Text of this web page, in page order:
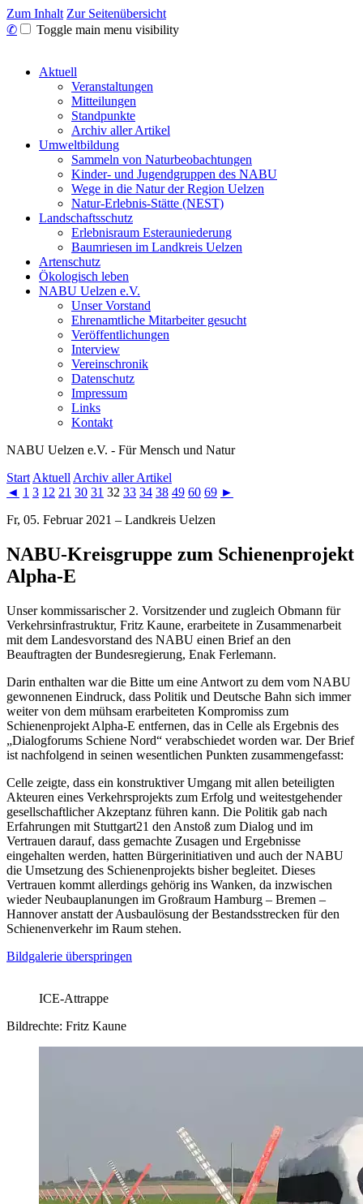
Zum Inhalt Zur Seitenübersicht
✆
Toggle main menu visibility
Aktuell
Veranstaltungen
Mitteilungen
Standpunkte
Archiv aller Artikel
Umweltbildung
Sammeln von Naturbeobachtungen
Kinder- und Jugendgruppen des NABU
Wege in die Natur der Region Uelzen
Natur-Erlebnis-Stätte (NEST)
Landschaftsschutz
Erlebnisraum Esterauniederung
Baumriesen im Landkreis Uelzen
Artenschutz
Ökologisch leben
NABU Uelzen e.V.
Unser Vorstand
Ehrenamtliche Mitarbeiter gesucht
Veröffentlichungen
Interview
Vereinschronik
Datenschutz
Impressum
Links
Kontakt
NABU Uelzen e.V. - Für Mensch und Natur
Start Aktuell Archiv aller Artikel
◄ 1 3 12 21 30 31 32 33 34 38 49 60 69 ►
Fr, 05. Februar 2021 – Landkreis Uelzen
NABU-Kreisgruppe zum Schienenprojekt
Alpha-E
Unser kommissarischer 2. Vorsitzender und zugleich Obmann für
Verkehrsinfrastruktur, Fritz Kaune, erarbeitete in Zusammenarbeit
mit dem Landesvorstand des NABU einen Brief an den
Beauftragten der Bundesregierung, Enak Ferlemann.
Darin enthalten war die Bitte um eine Antwort zu dem vom NABU
gewonnenen Eindruck, dass Politik und Deutsche Bahn sich immer
weiter von dem mühsam erarbeiteten Kompromiss zum
Schienenprojekt Alpha-E entfernen, das in Celle als Ergebnis des
„Dialogforums Schiene Nord“ verabschiedet worden war. Der Brief
ist nachfolgend in seinen wesentlichen Punkten zusammengefasst:
Celle zeigte, dass ein konstruktiver Umgang mit allen beteiligten
Akteuren eines Verkehrsprojekts zum Erfolg und weitestgehender
gesellschaftlicher Akzeptanz führen kann. Die Politik gab nach
Erfahrungen mit Stuttgart21 den Anstoß zum Dialog und im
Vertrauen darauf, dass gemachte Zusagen und Ergebnisse
eingehalten werden, hatten Bürgerinitiativen und auch der NABU
die Umsetzung des Schienenprojekts bisher begleitet. Dieses
Vertrauen kommt allerdings gehörig ins Wanken, da inzwischen
wieder Neubauplanungen im Großraum Hamburg – Bremen –
Hannover anstatt der Ausbaulösung der Bestandsstrecken für den
Schienenverkehr im Raum stehen.
Bildgalerie überspringen
ICE-Attrappe
Bildrechte: Fritz Kaune